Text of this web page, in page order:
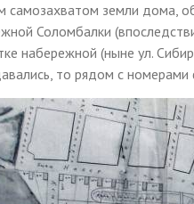
самозахватом земли дома,
Соломбалки
набережной (ныне ул.
то рядом с